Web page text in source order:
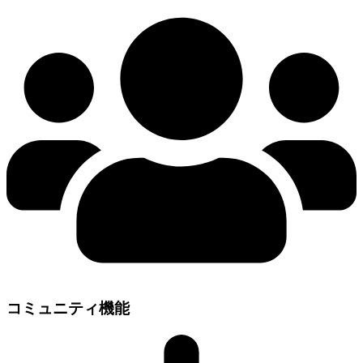
コミュニティ機能